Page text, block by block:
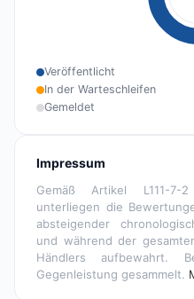
Veröffentlicht
In der Warteschleifen
Gemeldet
Impressum
Gemäß Artikel L111-7-
unterliegen die
absteigender
und während der
Händlers aufbewahrt.
Gegenleistung gesammelt.